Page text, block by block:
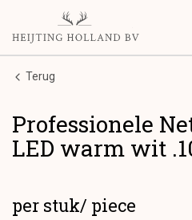
Terug
Professionele
LED warm wit
per stuk/ piece